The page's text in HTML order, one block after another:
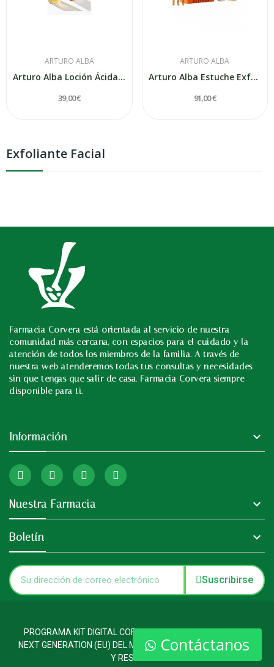
Contáctanos
Exfoliante Facial
ARTURO ALBA
Arturo Alba Loción Ácida Exfoliante Global 125ml
39,00 €
ARTURO ALBA
Arturo Alba Estuche Exfoliación Intensa
91,00 €
Farmacia Corvera está orientada al servicio de nuestra
comunidad más cercana, con espacios para el cuidado y la
atención de todos los miembros de la familia. A través de
nuestra web atenderemos todas tus consultas y necesidades
sin que tengas que salir de casa. Farmacia Corvera siempre
disponible para ti.
Información 
Nuestra Farmacia 
Boletín 
Suscribirse
PROGRAMA KIT DIGITAL COFINANCIADO POR LOS FONDOS
NEXT GENERATION (EU) DEL MECANISMO DE RECUPERACION
Y RESILENCIA